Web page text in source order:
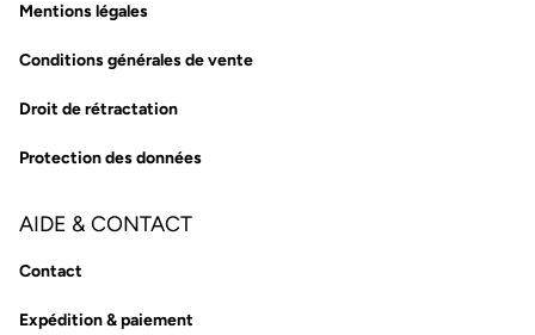
Mentions légales
Conditions générales de vente
Droit de rétractation
Protection des données
AIDE & CONTACT
Contact
Expédition & paiement